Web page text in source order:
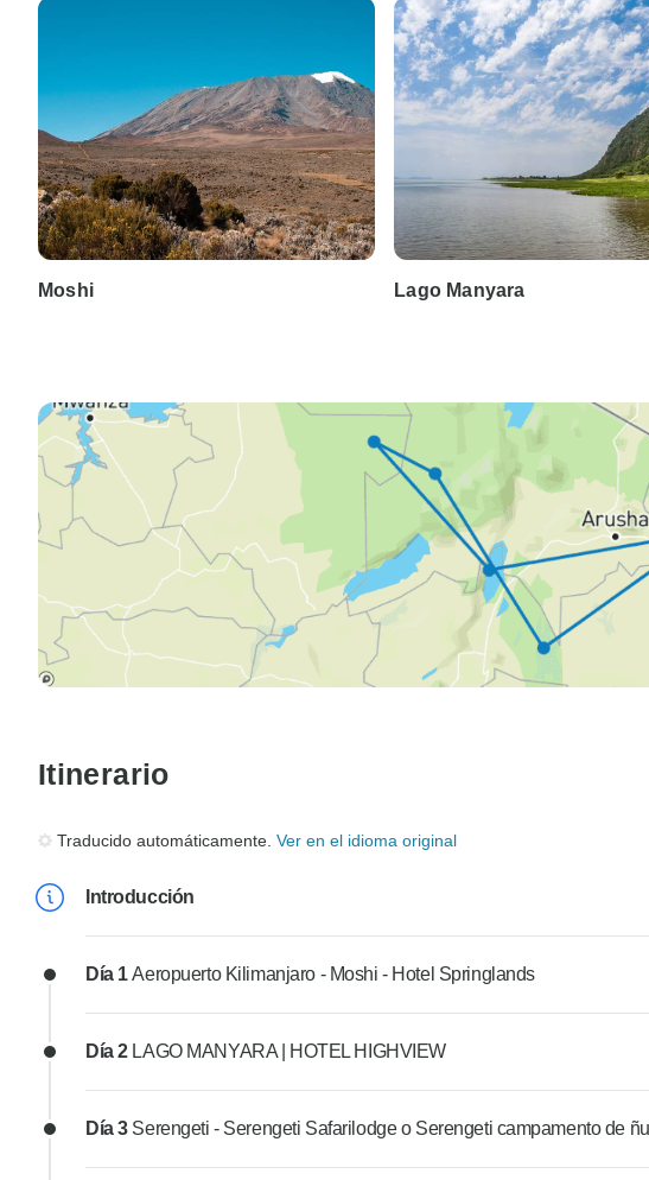
Moshi Lago Manyara
Itinerario
Traducido automáticamente. Ver en el idioma original
Introducción
Día 1Aeropuerto Kilimanjaro - Moshi - Hotel Springlands
Día 2 LAGO MANYARA | HOTEL HIGHVIEW
Día 3 Serengeti - Serengeti Safarilodge o Serengeti campamento de